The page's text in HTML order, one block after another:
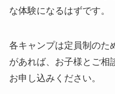
な体験になるはずです。
各キャンプは定員制のた
があれば、お子様とご相
お申し込みください。